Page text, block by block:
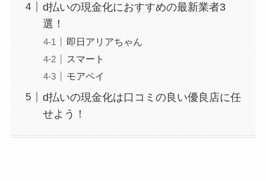
d払いの現金化におすすめの最新業者3
選！
即日アリアちゃん
スマート
モアペイ
d払いの現金化は口コミの良い優良店に任
せよう！